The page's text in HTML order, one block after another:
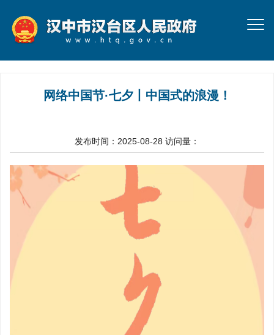
网络中国节·七夕丨中国式的浪漫！
发布时间：2025-08-28 访问量：